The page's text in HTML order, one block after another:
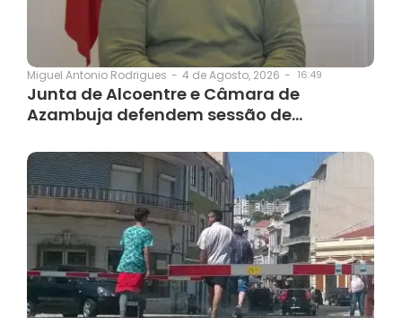
Miguel Antonio Rodrigues - 4 de Agosto, 2026 - 16:49
Junta de Alcoentre e Câmara de
Azambuja defendem sessão de…